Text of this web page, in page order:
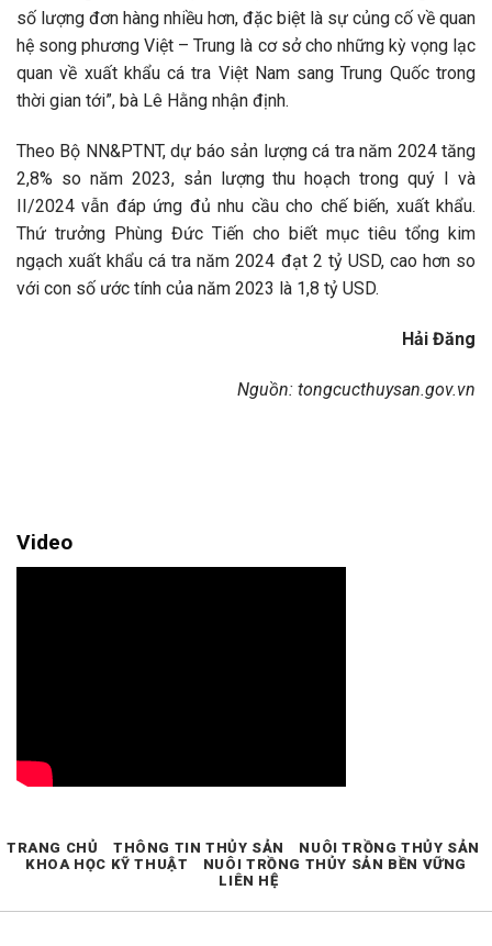
số lượng đơn hàng nhiều hơn, đặc biệt là sự củng cố về quan
hệ song phương Việt – Trung là cơ sở cho những kỳ vọng lạc
quan về xuất khẩu cá tra Việt Nam sang Trung Quốc trong
thời gian tới”, bà Lê Hằng nhận định.
Theo Bộ NN&PTNT, dự báo sản lượng cá tra năm 2024 tăng
2,8% so năm 2023, sản lượng thu hoạch trong quý I và
II/2024 vẫn đáp ứng đủ nhu cầu cho chế biến, xuất khẩu.
Thứ trưởng Phùng Đức Tiến cho biết mục tiêu tổng kim
ngạch xuất khẩu cá tra năm 2024 đạt 2 tỷ USD, cao hơn so
với con số ước tính của năm 2023 là 1,8 tỷ USD.
Hải Đăng
Nguồn: tongcucthuysan.gov.vn
Video
TRANG CHỦ THÔNG TIN THỦY SẢN
NUÔI TRỒNG THỦY SẢN
KHOA HỌC KỸ THUẬT
NUÔI TRỒNG THỦY SẢN BỀN VỮNG
LIÊN HỆ